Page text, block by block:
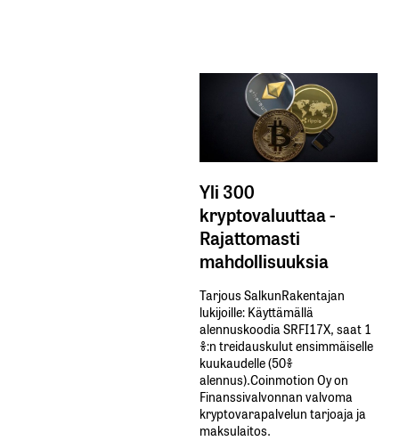
Yli 300
kryptovaluuttaa -
Rajattomasti
mahdollisuuksia
Tarjous SalkunRakentajan
lukijoille: Käyttämällä​ ​
alennuskoodia​ ​SRFI17X,​ ​saat​ ​1
%:n treidauskulut​ ​ensimmäiselle​ ​
kuukaudelle​ ​(50%​ ​
alennus).Coinmotion Oy on
Finanssivalvonnan valvoma
kryptovarapalvelun tarjoaja ja
maksulaitos.